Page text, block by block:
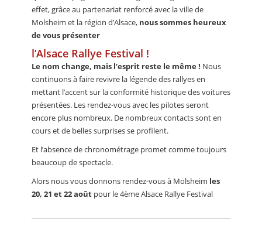
effet, grâce au partenariat renforcé avec la ville de
Molsheim et la région d’Alsace, nous sommes heureux
de vous présenter
l’Alsace Rallye Festival !
Le nom change, mais l’esprit reste le même ! Nous
continuons à faire revivre la légende des rallyes en
mettant l’accent sur la conformité historique des voitures
présentées. Les rendez-vous avec les pilotes seront
encore plus nombreux. De nombreux contacts sont en
cours et de belles surprises se profilent.
Et l’absence de chronométrage promet comme toujours
beaucoup de spectacle.
Alors nous vous donnons rendez-vous à Molsheim les
20, 21 et 22 août pour le 4ème Alsace Rallye Festival